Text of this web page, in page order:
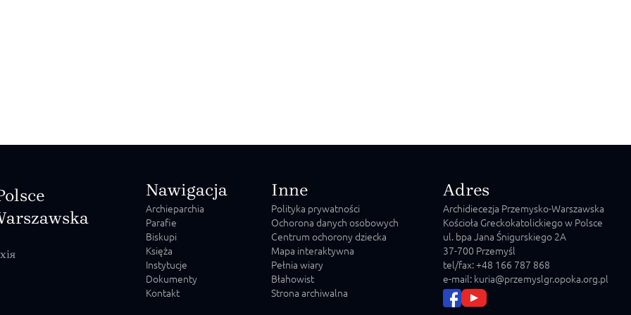
Nawigacja
Archieparchia
Parafie
Biskupi
Księża
Instytucje
Dokumenty
Kontakt
Inne
Polityka prywatności
Ochorona danych osobowych
Centrum ochorony dziecka
Mapa interaktywna
Pełnia wiary
Błahowist
Strona archiwalna
Adres
Archidiecezja Przemysko-Warszawska
Kościoła Greckokatolickiego w Polsce
ul. bpa Jana Śnigurskiego 2A
37-700 Przemyśl
tel/fax: +48 166 787 868
e-mail: kuria@przemyslgr.opoka.org.pl